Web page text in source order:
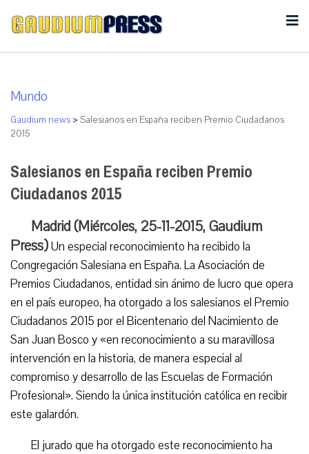
Mundo
Gaudium news >Salesianos en España reciben Premio Ciudadanos
2015
Salesianos en España reciben Premio
Ciudadanos 2015
Madrid (Miércoles, 25-11-2015, Gaudium
Press)Un especial reconocimiento ha recibido la
Congregación Salesiana en España. La Asociación de
Premios Ciudadanos, entidad sin ánimo de lucro que opera
en el país europeo, ha otorgado a los salesianos el Premio
Ciudadanos 2015 por el Bicentenario del Nacimiento de
San Juan Bosco y «en reconocimiento a su maravillosa
intervención en la historia, de manera especial al
compromiso y desarrollo de las Escuelas de Formación
Profesional». Siendo la única institución católica en recibir
este galardón.
El jurado que ha otorgado este reconocimiento ha